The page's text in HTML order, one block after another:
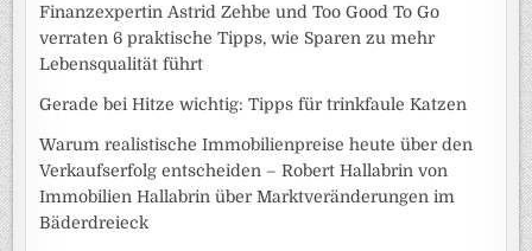
Finanzexpertin Astrid Zehbe und Too Good To Go
verraten 6 praktische Tipps, wie Sparen zu mehr
Lebensqualität führt
Gerade bei Hitze wichtig: Tipps für trinkfaule Katzen
Warum realistische Immobilienpreise heute über den
Verkaufserfolg entscheiden – Robert Hallabrin von
Immobilien Hallabrin über Marktveränderungen im
Bäderdreieck